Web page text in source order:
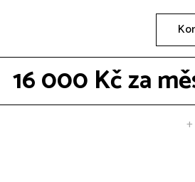
16 000 Kč za